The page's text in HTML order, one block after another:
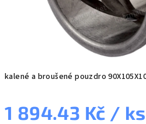
kalené a broušené pouzdro
1 894.43 Kč / ks